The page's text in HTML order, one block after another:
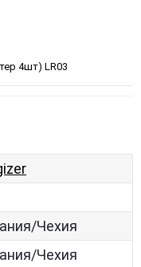
4шт) LR03
Чехия
Чехия